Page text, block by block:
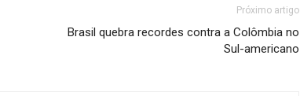
Próximo artigo
Brasil quebra recordes contra a Colômbia no
Sul-americano